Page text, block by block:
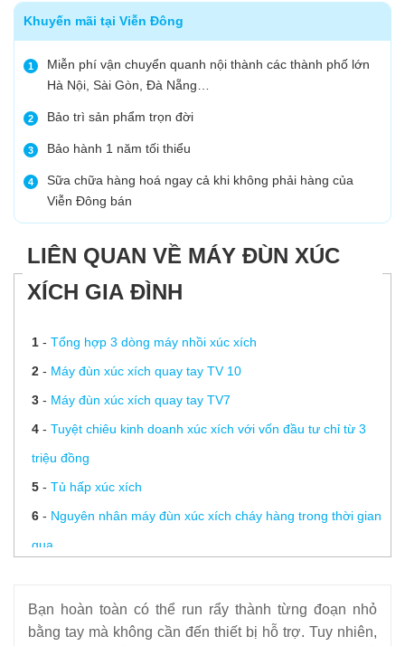
Khuyến mãi tại Viễn Đông
1
Miễn phí vận chuyển quanh nội thành các thành phố lớn
Hà Nội, Sài Gòn, Đà Nẵng…
2 Bảo trì sản phẩm trọn đời
3 Bảo hành 1 năm tối thiểu
4
Sữa chữa hàng hoá ngay cả khi không phải hàng của
Viễn Đông bán
LIÊN QUAN VỀ MÁY ĐÙN XÚC
XÍCH GIA ĐÌNH
1- Tổng hợp 3 dòng máy nhồi xúc xích
2- Máy đùn xúc xích quay tay TV 10
3- Máy đùn xúc xích quay tay TV7
4- Tuyệt chiêu kinh doanh xúc xích với vốn đầu tư chỉ từ 3
triệu đồng
5- Tủ hấp xúc xích
6- Nguyên nhân máy đùn xúc xích cháy hàng trong thời gian
qua
8
Máy đùn xúc xích quay tay TV3
9-Phụ kiện máy đùn xúc xích
Bạn hoàn toàn có thể run rẩy thành từng đoạn nhỏ
bằng tay mà không cần đến thiết bị hỗ trợ. Tuy nhiên,